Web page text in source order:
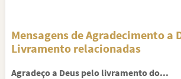
Mensagens de Agradecimento a
Livramento relacionadas
Agradeço a Deus pelo livramento do...